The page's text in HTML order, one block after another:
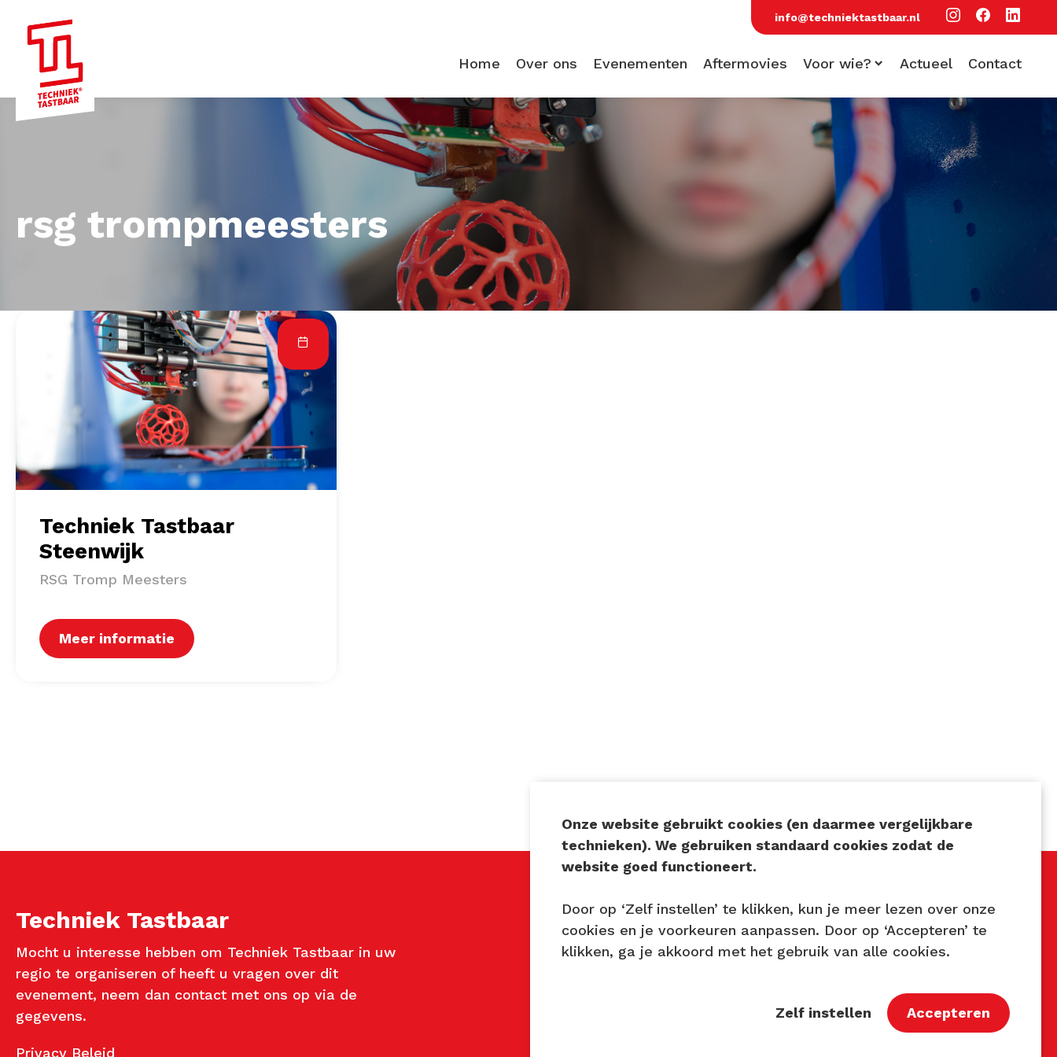
info@techniektastbaar.nl
Home Over ons Evenementen Aftermovies Voor wie?
Voor scholen
Voor bezoekers
Voor bedrijven
Actueel Contact
rsg trompmeesters
Techniek Tastbaar
Steenwijk
RSG Tromp Meesters
Meer informatie
Techniek Tastbaar
Mocht u interesse hebben om Techniek Tastbaar in uw
regio te organiseren of heeft u vragen over dit
evenement, neem dan contact met ons op via de
gegevens.
Privacy Beleid
Contact
John van Mierlo
Volg ons
Onze website gebruikt cookies (en daarmee vergelijkbare
technieken). We gebruiken standaard cookies zodat de
website goed functioneert.
Door op ‘Zelf instellen’ te klikken, kun je meer lezen over onze
cookies en je voorkeuren aanpassen. Door op ‘Accepteren’ te
klikken, ga je akkoord met het gebruik van alle cookies.
Zelf instellen Accepteren